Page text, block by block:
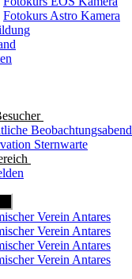
Fotokurs Astro Kamera
Sternwarte